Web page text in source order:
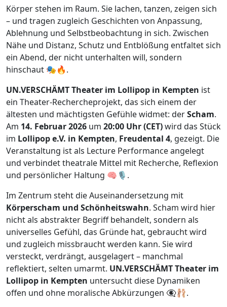
Körper stehen im Raum. Sie lachen, tanzen, zeigen sich
– und tragen zugleich Geschichten von Anpassung,
Ablehnung und Selbstbeobachtung in sich. Zwischen
Nähe und Distanz, Schutz und Entblößung entfaltet sich
ein Abend, der nicht unterhalten will, sondern
hinschaut 🎭🔥.
UN.VERSCHÄMT Theater im Lollipop in Kempten ist
ein Theater-Rechercheprojekt, das sich einem der
ältesten und mächtigsten Gefühle widmet: derScham.
Am 14. Februar 2026 um 20:00 Uhr (CET)wird das Stück
im Lollipop e.V. in Kempten, Freudental 4, gezeigt. Die
Veranstaltung ist als Lecture Performance angelegt
und verbindet theatrale Mittel mit Recherche, Reflexion
und persönlicher Haltung 🧠🎙️.
Im Zentrum steht die Auseinandersetzung mit
Körperscham und Schönheitswahn. Scham wird hier
nicht als abstrakter Begriff behandelt, sondern als
universelles Gefühl, das Gründe hat, gebraucht wird
und zugleich missbraucht werden kann. Sie wird
versteckt, verdrängt, ausgelagert – manchmal
reflektiert, selten umarmt. UN.VERSCHÄMT Theater im
Lollipop in Kempten untersucht diese Dynamiken
offen und ohne moralische Abkürzungen 👁️‍🗨️🩰.